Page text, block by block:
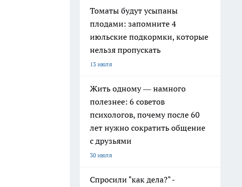
Томаты будут усыпаны
плодами: запомните 4
июльские подкормки, которые
нельзя пропускать
13 июля
Жить одному — намного
полезнее: 6 советов
психологов, почему после 60
лет нужно сократить общение
с друзьями
30 июля
Спросили "как дела?" -